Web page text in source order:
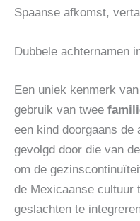
Spaanse afkomst,
Dubbele achternamen
Een uniek kenmerk
gebruik van twee
een kind doorgaans de
gevolgd door die van
om de
de Mexicaanse cultuur
geslachten te